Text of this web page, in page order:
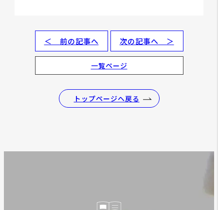
＜ 前の記事へ 次の記事へ ＞
一覧ページ
トップページへ戻る